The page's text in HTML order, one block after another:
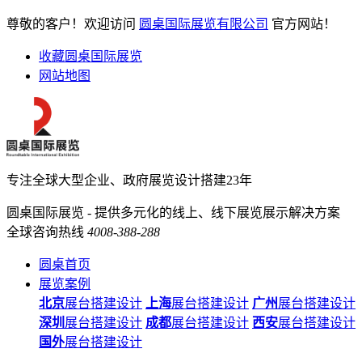
尊敬的客户！欢迎访问 圆桌国际展览有限公司 官方网站！
收藏圆桌国际展览
网站地图
专注全球大型企业、政府展览设计搭建23年
圆桌国际展览 - 提供多元化的线上、线下展览展示解决方案
全球咨询热线 4008-388-288
圆桌首页
展览案例
北京展台搭建设计 上海展台搭建设计 广州展台搭建设计
深圳 展台搭建设计 成都展台搭建设计 西安展台搭建设计
国外展台搭建设计